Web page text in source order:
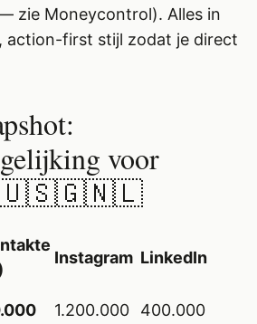
zie Moneycontrol). Alles in
action-first stijl zodat je direct
voor
🇷🇺🇸🇬🇳🇱
Instagram LinkedIn
1.200.000 400.000